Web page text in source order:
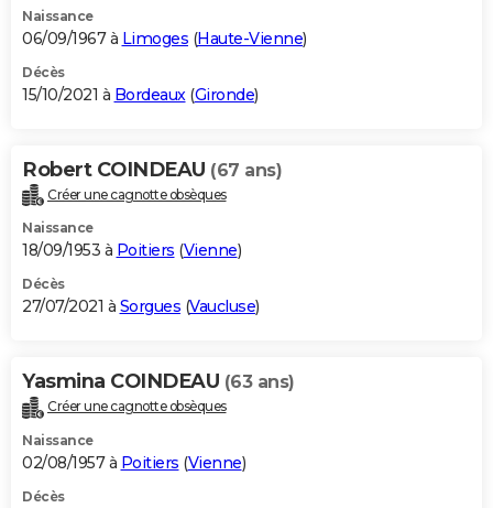
Naissance
06/09/1967 à Limoges (Haute-Vienne)
Décès
15/10/2021 à Bordeaux (Gironde)
Robert COINDEAU (67 ans)
Créer une cagnotte obsèques
Naissance
18/09/1953 à Poitiers (Vienne)
Décès
27/07/2021 à Sorgues (Vaucluse)
Yasmina COINDEAU (63 ans)
Créer une cagnotte obsèques
Naissance
02/08/1957 à Poitiers (Vienne)
Décès